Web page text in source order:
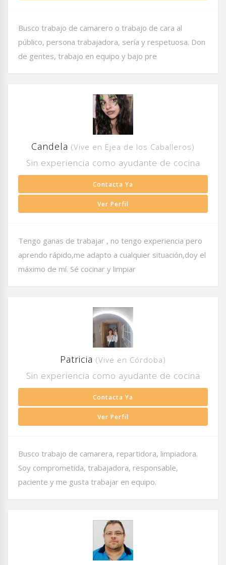
Busco trabajo de camarero o trabajo de cara al
público, persona trabajadora, sería y respetuosa. Don
de gentes, trabajo en equipo y bajo pre
Candela (Vive en Ejea de los Caballeros)
Sin experiencia como ayudante de cocina
Contacta Ya
Ver Perfil
Tengo ganas de trabajar , no tengo experiencia pero
aprendo rápido,me adapto a cualquier situación,doy el
máximo de mí. Sé cocinar y limpiar
Patricia (Vive en Córdoba)
Sin experiencia como ayudante de cocina
Contacta Ya
Ver Perfil
Busco trabajo de camarera, repartidora, limpiadora.
Soy comprometida, trabajadora, responsable,
paciente y me gusta trabajar en equipo.